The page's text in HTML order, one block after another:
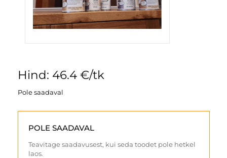
Hind: 46.4 €/tk
Pole saadaval
POLE SAADAVAL
Teavitage saadavusest, kui seda toodet pole hetkel
laos.